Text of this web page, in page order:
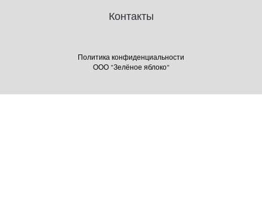
Контакты
Политика конфиденциальности
ООО "Зелёное яблоко"